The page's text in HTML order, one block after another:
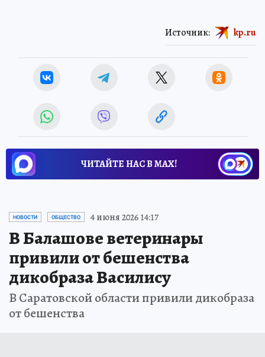
Источник: kp.ru
ЧИТАЙТЕ НАС В МАХ!
НОВОСТИ ОБЩЕСТВО 4 июня 2026 14:17
В Балашове ветеринары
привили от бешенства
дикобраза Василису
В Саратовской области привили дикобраза
от бешенства